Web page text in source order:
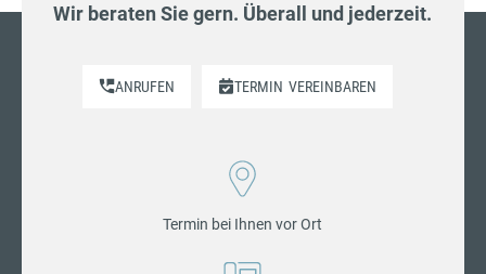
Wir beraten Sie gern. Überall und jederzeit.
ANRUFEN TERMIN VEREINBAREN
Termin bei Ihnen vor Ort